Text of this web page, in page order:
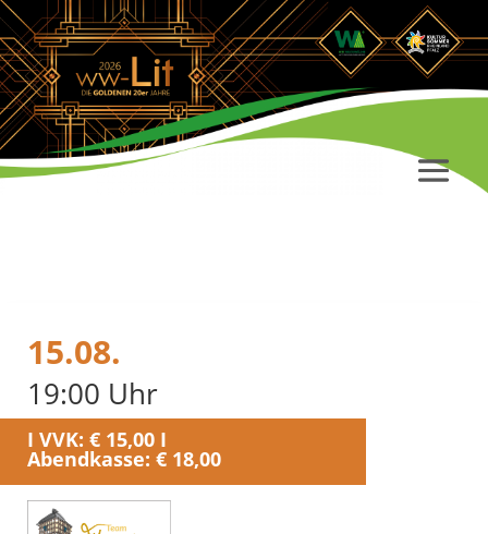
15.08.
19:00 Uhr
I VVK: € 15,00 I
Abendkasse: € 18,00